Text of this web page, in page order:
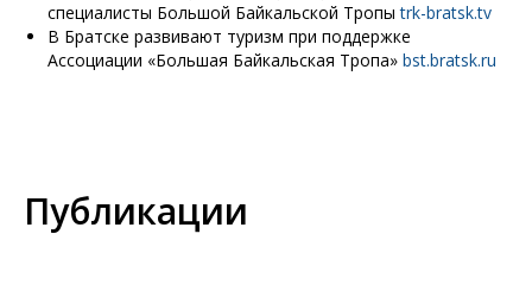
специалисты Большой Байкальской Тропыtrk-bratsk.tv
В Братске развивают туризм при поддержке
Ассоциации «Большая Байкальская Тропа» bst.bratsk.ru
Публикации